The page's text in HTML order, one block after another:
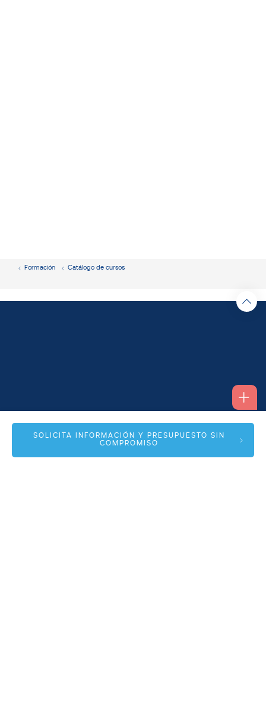
SOLICITA INFORMACIÓN Y PRESUPUESTO SIN
COMPROMISO
Formación Catálogo de cursos
Alfonso I, 17 Planta 1ª